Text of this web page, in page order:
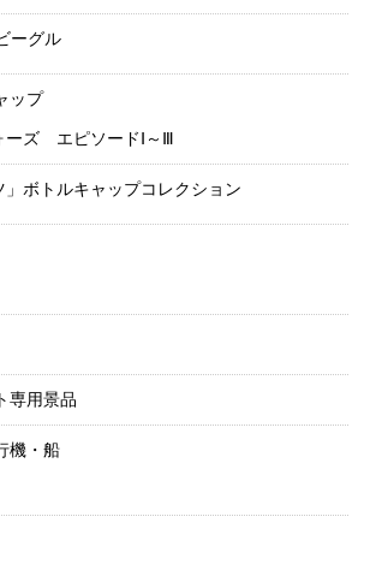
ーグル
ップ
ーズ エピソードⅠ～Ⅲ
」ボトルキャップコレクション
専用景品
機・船